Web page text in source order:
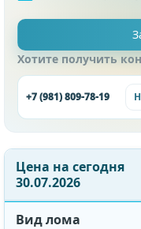
Хотите получить
+7 (981) 809-78-19
Цена на сегодня
30.07.2026
Вид лома